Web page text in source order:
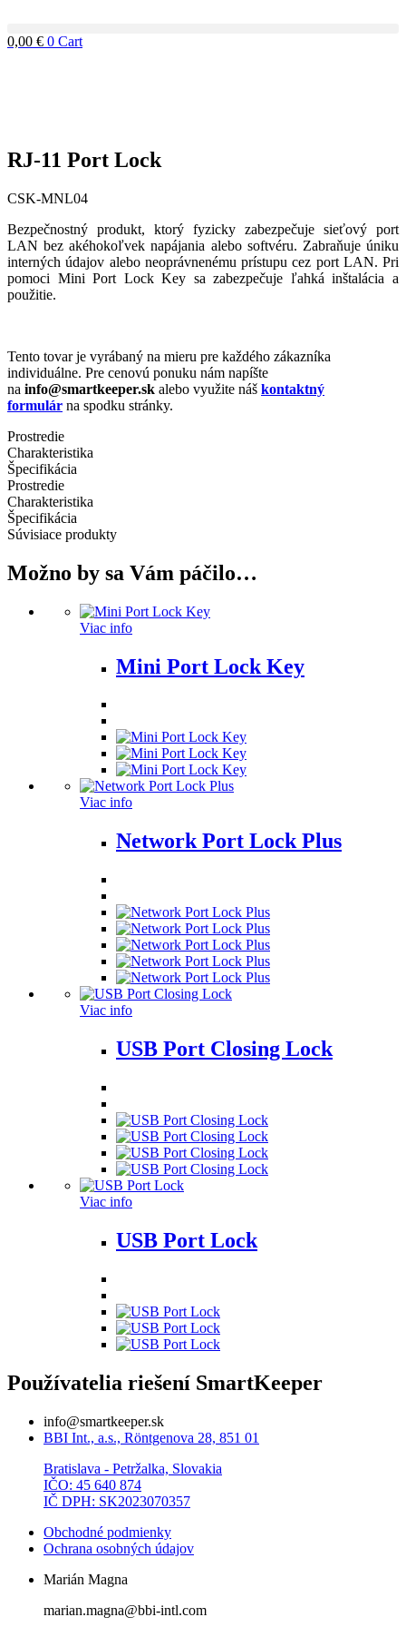
content
0,00 € 0 Cart
RJ-11 Port Lock
CSK-MNL04
Bezpečnostný produkt, ktorý fyzicky zabezpečuje sieťový port
LAN bez akéhokoľvek napájania alebo softvéru. Zabraňuje úniku
interných údajov alebo neoprávnenému prístupu cez port LAN. Pri
pomoci Mini Port Lock Key sa zabezpečuje ľahká inštalácia a
použitie.
Tento tovar je vyrábaný na mieru pre každého zákazníka
individuálne. Pre cenovú ponuku nám napíšte
na info@smartkeeper.sk alebo využite náš kontaktný
formulár na spodku stránky.
Prostredie
Charakteristika
Špecifikácia
Prostredie
Charakteristika
Špecifikácia
Súvisiace produkty
Možno by sa Vám páčilo…
Viac info
Mini Port Lock Key
Viac info
Network Port Lock Plus
Viac info
USB Port Closing Lock
Viac info
USB Port Lock
Používatelia riešení SmartKeeper
info@smartkeeper.sk
BBI Int., a.s., Röntgenova 28, 851 01
Bratislava - Petržalka, Slovakia
IČO: 45 640 874
IČ DPH: SK2023070357
Obchodné podmienky
Ochrana osobných údajov
Marián Magna
marian.magna@bbi-intl.com